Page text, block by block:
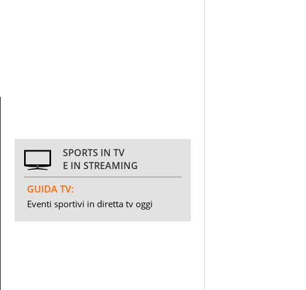
SPORTS IN TV
E IN STREAMING
GUIDA TV:
Eventi sportivi in diretta tv oggi